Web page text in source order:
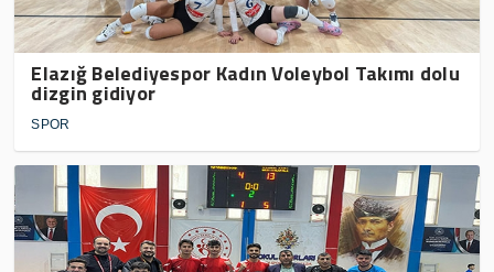
Elazığ Belediyespor Kadın Voleybol Takımı dolu
dizgin gidiyor
SPOR